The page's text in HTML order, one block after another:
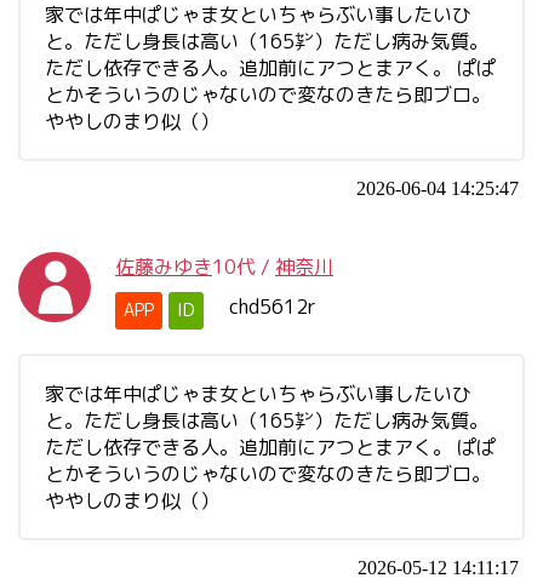
家では年中ぱじゃま女といちゃらぶい事したいひ
と。ただし身長は高い（165㌢）ただし病み気質。
ただし依存できる人。追加前にアつとまアく。 ぱぱ
とかそういうのじゃないので変なのきたら即ブロ。
ややしのまり似（）
2026-06-04 14:25:47
佐藤みゆき10代 / 神奈川
APP ID chd5612r
家では年中ぱじゃま女といちゃらぶい事したいひ
と。ただし身長は高い（165㌢）ただし病み気質。
ただし依存できる人。追加前にアつとまアく。 ぱぱ
とかそういうのじゃないので変なのきたら即ブロ。
ややしのまり似（）
2026-05-12 14:11:17